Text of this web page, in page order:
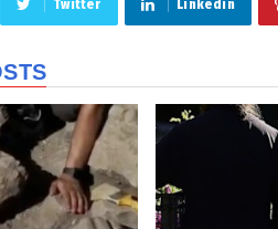
Twitter Linkedin